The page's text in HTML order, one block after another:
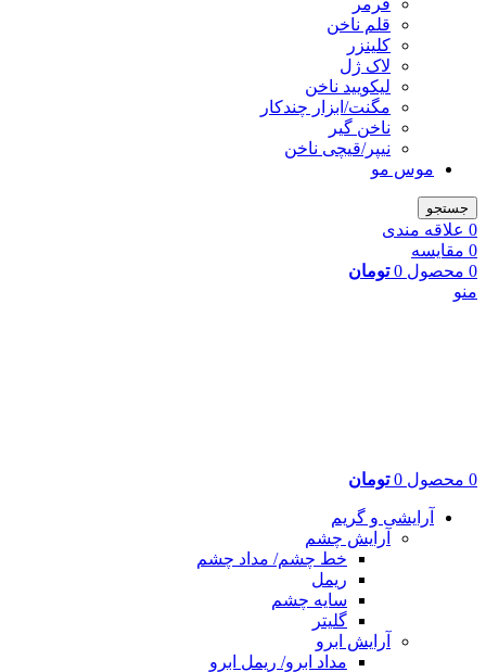
فرمر
قلم ناخن
کلینزر
لاک ژل
لیکوييد ناخن
مگنت/ابزار چندکار
ناخن گیر
نیپر/قیچی ناخن
موس مو
جستجو
0 علاقه مندی
0 مقایسه
0 محصول 0 تومان
منو
0 محصول 0 تومان
آرایشی و گریم
آرایش چشم
خط چشم/ مداد چشم
ریمل
سایه چشم
گلیتر
آرایش ابرو
مداد ابرو/ ریمل ابرو